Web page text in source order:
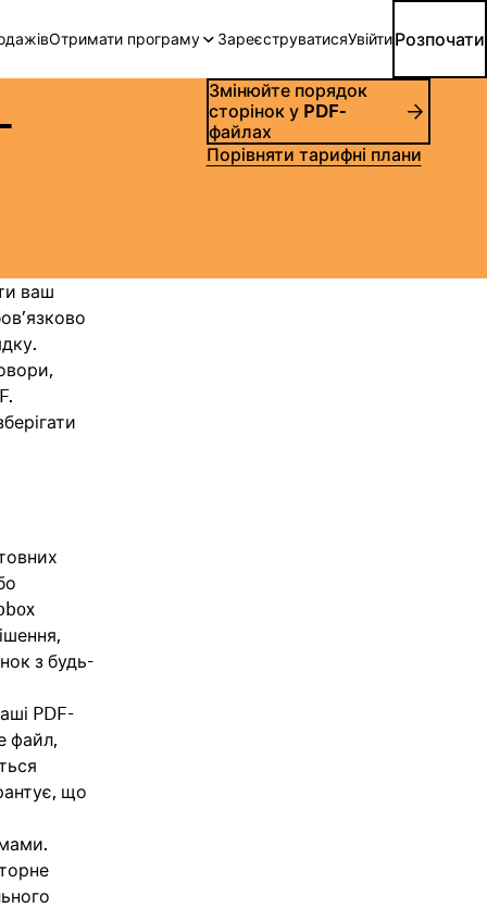
Отримати програму ЗареєструватисяУвійтиРозпочати
Змінюйте порядок
сторінок у PDF-
файлах
Порівняти тарифні плани
ваш
з будь-
PDF-
файл,
що